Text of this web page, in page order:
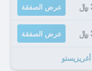
عرض الصفقة
عرض الصفقة